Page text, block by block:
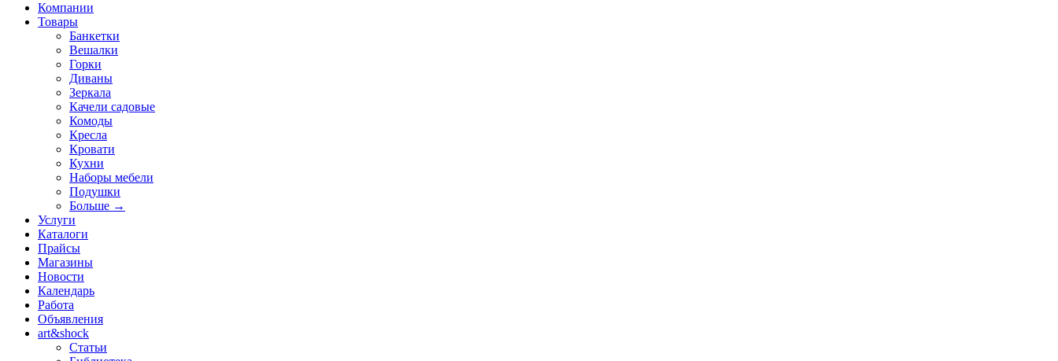
Компании
Товары
Банкетки
Вешалки
Горки
Диваны
Зеркала
Качели садовые
Комоды
Кресла
Кровати
Кухни
Наборы мебели
Подушки
Больше →
Услуги
Каталоги
Прайсы
Магазины
Новости
Календарь
Работа
Объявления
art&shock
Статьи